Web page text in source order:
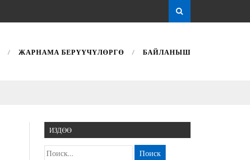
ЖАРНАМА БЕРҮҮЧҮЛӨРГӨ БАЙЛАНЫШ
ИЗДӨӨ